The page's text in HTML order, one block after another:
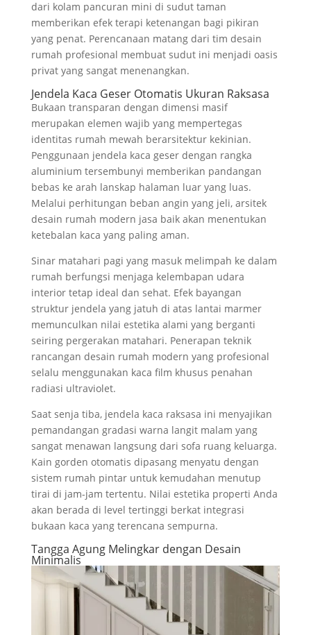
dari kolam pancuran mini di sudut taman
memberikan efek terapi ketenangan bagi pikiran
yang penat. Perencanaan matang dari tim desain
rumah profesional membuat sudut ini menjadi oasis
privat yang sangat menenangkan.
Jendela Kaca Geser Otomatis Ukuran Raksasa
Bukaan transparan dengan dimensi masif
merupakan elemen wajib yang mempertegas
identitas rumah mewah berarsitektur kekinian.
Penggunaan jendela kaca geser dengan rangka
aluminium tersembunyi memberikan pandangan
bebas ke arah lanskap halaman luar yang luas.
Melalui perhitungan beban angin yang jeli, arsitek
desain rumah modern jasa baik akan menentukan
ketebalan kaca yang paling aman.
Sinar matahari pagi yang masuk melimpah ke dalam
rumah berfungsi menjaga kelembapan udara
interior tetap ideal dan sehat. Efek bayangan
struktur jendela yang jatuh di atas lantai marmer
memunculkan nilai estetika alami yang berganti
seiring pergerakan matahari. Penerapan teknik
rancangan desain rumah modern yang profesional
selalu menggunakan kaca film khusus penahan
radiasi ultraviolet.
Saat senja tiba, jendela kaca raksasa ini menyajikan
pemandangan gradasi warna langit malam yang
sangat menawan langsung dari sofa ruang keluarga.
Kain gorden otomatis dipasang menyatu dengan
sistem rumah pintar untuk kemudahan menutup
tirai di jam-jam tertentu. Nilai estetika properti Anda
akan berada di level tertinggi berkat integrasi
bukaan kaca yang terencana sempurna.
Tangga Agung Melingkar dengan Desain
Minimalis